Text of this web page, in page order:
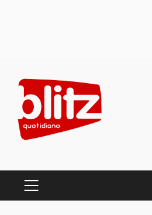
content
PRIMARY